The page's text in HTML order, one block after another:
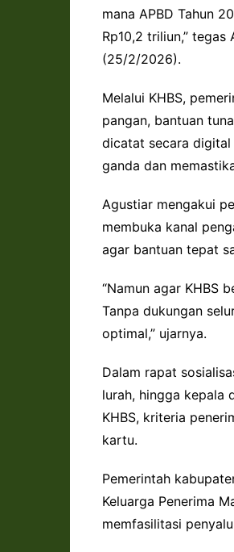
mana APBD Tahun
Rp10,2 triliun,”
(25/2/2026).
Melalui KHBS,
pangan, bantuan
dicatat secara digital
ganda dan
Agustiar mengakui
membuka kanal
agar bantuan tepat
“Namun agar KHBS
Tanpa dukungan
optimal,” ujarnya.
Dalam rapat
lurah, hingga kepala
KHBS, kriteria
kartu.
Pemerintah
Keluarga Penerima
memfasilitasi